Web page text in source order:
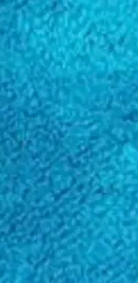
pesun jälkeen. Supreme
jättämättä. Imee itseenä
Shine Drying Towel on
juuren eivätkä näin
voidaan konepestä
tuotetietoihin?
Jos tuotetiedoissa on puutteita
uuteen välilehteen